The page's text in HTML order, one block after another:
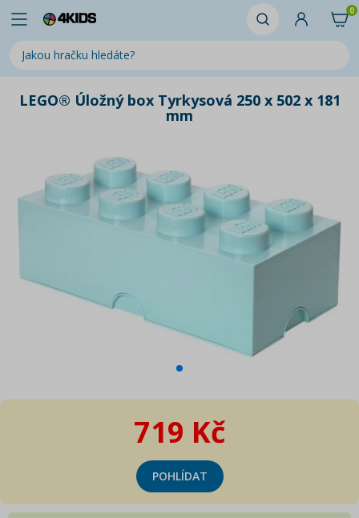
0
LEGO® Úložný box Tyrkysová 250 x 502 x 181
mm
719 Kč
POHLÍDAT